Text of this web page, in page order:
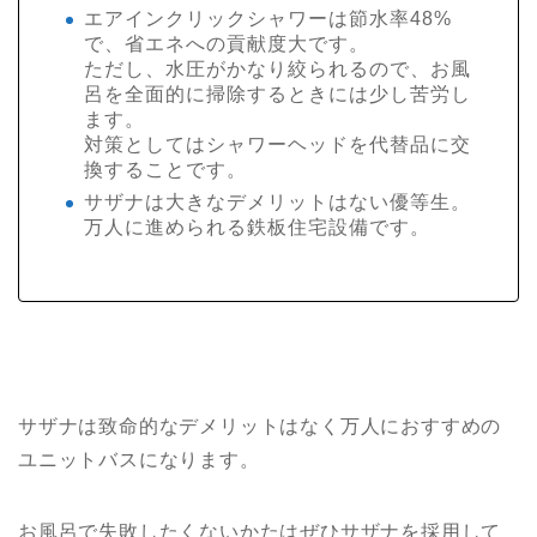
エアインクリックシャワーは節水率48%
で、省エネへの貢献度大です。
ただし、水圧がかなり絞られるので、お風
呂を全面的に掃除するときには少し苦労し
ます。
対策としてはシャワーヘッドを代替品に交
換することです。
サザナは大きなデメリットはない優等生。
万人に進められる鉄板住宅設備です。
サザナは致命的なデメリットはなく万人におすすめの
ユニットバスになります。
お風呂で失敗したくないかたはぜひサザナを採用して